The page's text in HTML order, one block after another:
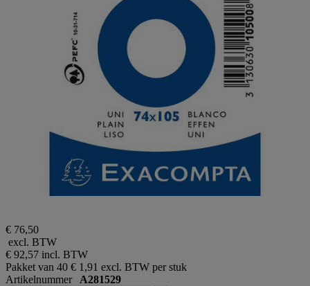
€ 76,50
excl. BTW
€ 92,57 incl. BTW
Pakket van 40 € 1,91 excl. BTW per stuk
Artikelnummer A281529